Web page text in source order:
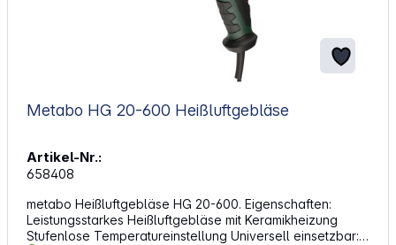
Metabo HG 20-600 Heißluftgebläse
Artikel-Nr.:
658408
metabo Heißluftgebläse HG 20-600. Eigenschaften:
Leistungsstarkes Heißluftgebläse mit Keramikheizung
Stufenlose Temperatureinstellung Universell einsetzbar: